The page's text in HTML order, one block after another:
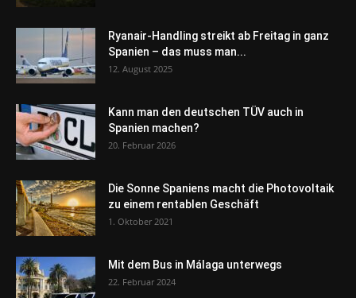
Ryanair-Handling streikt ab Freitag in ganz
Spanien – das muss man...
12. August 2025
Kann man den deutschen TÜV auch in
Spanien machen?
20. Februar 2026
Die Sonne Spaniens macht die Photovoltaik
zu einem rentablen Geschäft
1. Oktober 2021
Mit dem Bus in Málaga unterwegs
22. Februar 2024